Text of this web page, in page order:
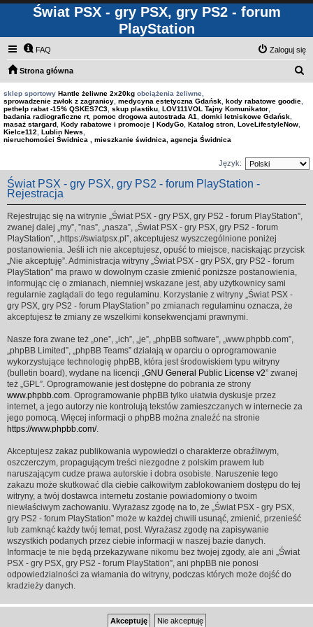
Świat PSX - gry PSX, gry PS2 - forum
PlayStation
FAQ Zaloguj się
Strona główna
sklep sportowy Hantle żeliwne 2x20kg obciążenia żeliwne,
sprowadzenie zwłok z zagranicy medycyna estetyczna Gdańsk kody rabatowe goodie
pethelp rabat -15% QSKES7C3 skup plastiku LOV111VOL Tajny Komunikator
badania radiograficzne rt, pomoc drogowa autostrada A1 domki letniskowe Gdańsk
masaż stargard Kody rabatowe i promocje | KodyGo Katalog stron LoveLifestyleNow
Kielce112
Lublin News
nieruchomości Świdnica , mieszkanie świdnica, agencja Świdnica
Język:
Świat PSX - gry PSX, gry PS2 - forum PlayStation -
Rejestracja
Rejestrując się na witrynie „Świat PSX - gry PSX, gry PS2 - forum PlayStation”,
zwanej dalej „my”, ”nas”, „nasza”, „Świat PSX - gry PSX, gry PS2 - forum
PlayStation”, „https://swiatpsx.pl”, akceptujesz wyszczególnione poniżej
postanowienia. Jeśli ich nie akceptujesz, opuść to miejsce, naciskając przycisk
„Nie akceptuję”. Administracja witryny „Świat PSX - gry PSX, gry PS2 - forum
PlayStation” ma prawo w dowolnym czasie zmienić poniższe postanowienia,
informując cię o zmianach, niemniej wskazane jest, aby użytkownicy sami
regularnie zaglądali do tego regulaminu. Korzystanie z witryny „Świat PSX -
gry PSX, gry PS2 - forum PlayStation” po zmianach regulaminu oznacza, że
akceptujesz te zmiany ze wszelkimi konsekwencjami prawnymi.
Nasze fora zwane też „one”, „ich”, „je”, „phpBB software”, „www.phpbb.com”,
„phpBB Limited”, „phpBB Teams” działają w oparciu o oprogramowanie
wykorzystujące technologię phpBB, która jest środowiskiem typu witryny
(bulletin board), wydane na licencji „GNU General Public License v2” zwanej
też „GPL”. Oprogramowanie jest dostępne do pobrania ze strony
www.phpbb.com. Oprogramowanie phpBB tylko ułatwia dyskusje przez
internet, a jego autorzy nie kontrolują tekstów zamieszczanych w internecie za
jego pomocą. Więcej informacji o phpBB można znaleźć na stronie
https://www.phpbb.com/.
Akceptujesz zakaz publikowania wypowiedzi o charakterze obraźliwym,
oszczerczym, propagującym treści niezgodne z polskim prawem lub
naruszającym cudze prawa autorskie i dobra osobiste. Naruszenie tego
zakazu może skutkować dla ciebie całkowitym zablokowaniem dostępu do tej
witryny, a twój dostawca internetu zostanie powiadomiony o twoim
niewłaściwym zachowaniu. Wyrażasz zgodę na to, że „Świat PSX - gry PSX,
gry PS2 - forum PlayStation” może w każdej chwili usunąć, zmienić, przenieść
lub zamknąć każdy twój temat, post. Wyrażasz zgodę na zapisywanie
wszystkich podanych przez ciebie informacji w naszej bazie danych.
Informacje te nie będą przekazywane nikomu bez twojej zgody, ale ani „Świat
PSX - gry PSX, gry PS2 - forum PlayStation”, ani phpBB nie ponosi
odpowiedzialności za włamania do witryny, podczas których może dojść do
kradzieży danych.